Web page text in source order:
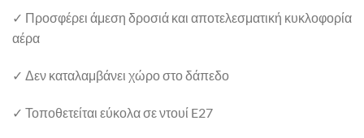
✓ Προσφέρει άμεση δροσιά και αποτελεσματική κυκλοφορία
αέρα
✓ Δεν καταλαμβάνει χώρο στο δάπεδο
✓ Τοποθετείται εύκολα σε ντουί E27